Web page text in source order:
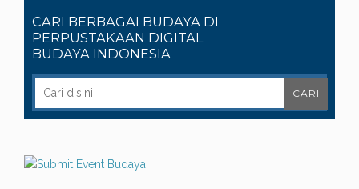
CARI BERBAGAI BUDAYA DI
PERPUSTAKAAN DIGITAL
BUDAYA INDONESIA